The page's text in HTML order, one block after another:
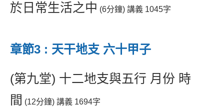
於日常生活之中 (6分鐘) 講義 1045字
章節3 : 天干地支 六十甲子
(第九堂) 十二地支與五行 月份 時
間 (12分鐘) 講義 1694字